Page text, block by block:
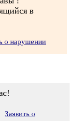
в
о нарушении
Заявить о